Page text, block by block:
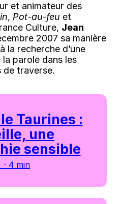
et animateur des
, Pot-au-feu et
Culture, Jean
2007 sa manière
la recherche d’une
parole dans les
de traverse.
Taurines :
une
sensible
· 4 min